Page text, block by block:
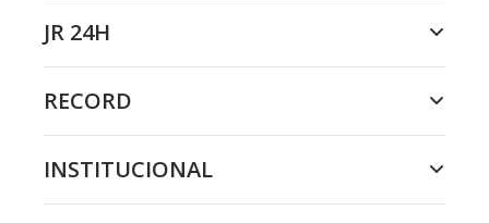
JR 24H
RECORD
INSTITUCIONAL